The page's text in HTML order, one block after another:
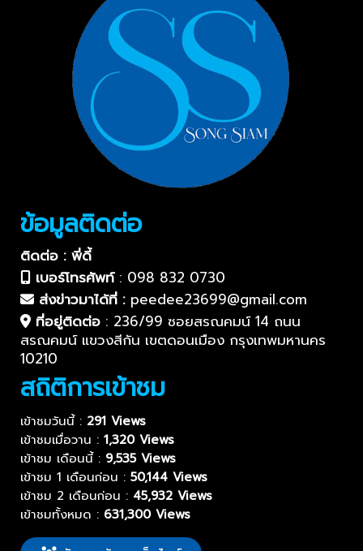
ข้อมูลติดต่อ
ติดต่อ : พี่ดี้
เบอร์โทรศัพท์: 098 832 0730
ส่งข่าวมาได้ที่ : peedee23699@gmail.com
ที่อยู่ติดต่อ : 236/99 ซอยสรณคมน์ 14 ถนน
สรณคมน์ แขวงสีกัน เขตดอนเมือง กรุงเทพมหานคร
10210
สถิติการเข้าชม
เข้าชมวันนี้ : 291 Views
เข้าชมเมื่อวาน : 1,320 Views
เข้าชม เดือนนี้ : 9,535 Views
เข้าชม 1 เดือนก่อน : 50,144 Views
เข้าชม 2 เดือนก่อน : 45,932 Views
เข้าชมทั้งหมด : 631,300 Views